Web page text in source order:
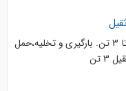
حمل و جابجایی انواع کانکس. حمل انواع بار تا 3 تن. بارگیری و تخلیه،حمل
تن